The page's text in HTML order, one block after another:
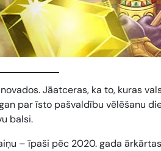
Jāatceras, ka to, kuras
par īsto pašvaldību vēlēšanu
balsi.
– īpaši pēc 2020. gada